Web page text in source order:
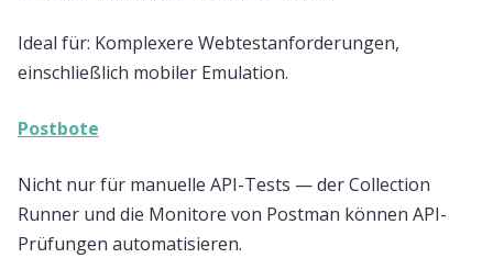
Ideal für: Komplexere Webtestanforderungen,
einschließlich mobiler Emulation.
Postbote
Nicht nur für manuelle API-Tests — der Collection
Runner und die Monitore von Postman können API-
Prüfungen automatisieren.